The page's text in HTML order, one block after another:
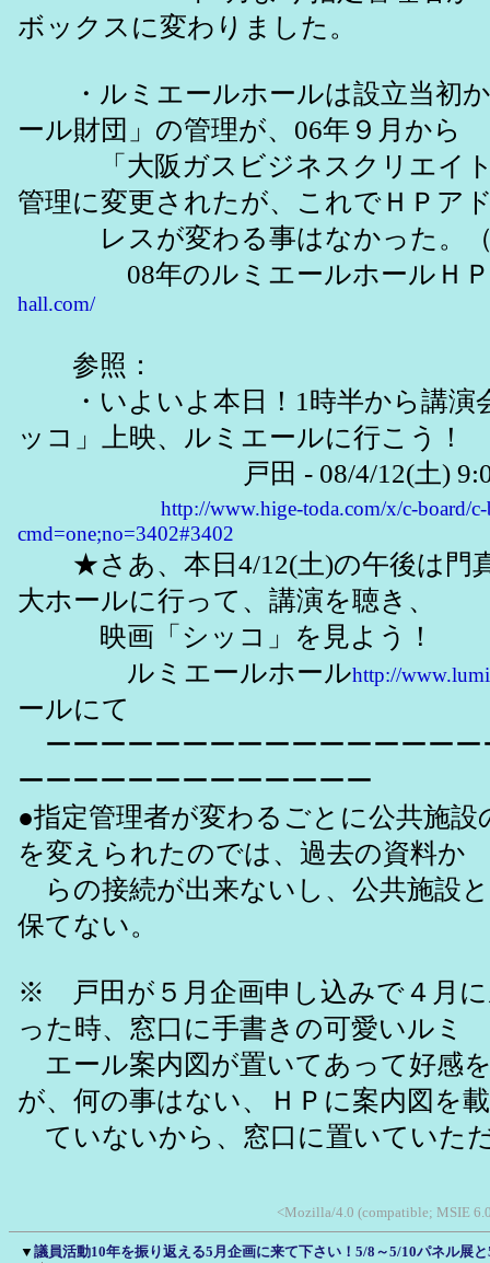
ボックスに変わりました。
・ルミエールホールは設立当初
ール財団」の管理が、06年９月から
「大阪ガスビジネスクリエイト
管理に変更されたが、これでＨＰア
レスが変わる事はなかった。（
08年のルミエールホールＨ
hall.com/
参照：
・いよいよ本日！1時半から講演
ッコ」上映、ルミエールに行こう！
戸田 - 08/4/12(土)
http://www.hige-toda.com/x/c-board/
cmd=one;no=3402#3402
★さあ、本日4/12(土)の午後は門
大ホールに行って、講演を聴き、
映画「シッコ」を見よう！
ルミエールホールhttp://
ールにて
ーーーーーーーーーーーーーーーー
ーーーーーーーーーーーーー
●指定管理者が変わるごとに公共施設
を変えられたのでは、過去の資料か
らの接続が出来ないし、公共施設
保てない。
※ 戸田が５月企画申し込みで４月
った時、窓口に手書きの可愛いルミ
エール案内図が置いてあって好感
が、何の事はない、ＨＰに案内図を
ていないから、窓口に置いていた
<Mozilla/4.0 (compatible; MSIE
▼ 議員活動10年を振り返える5月企画に来て下さい！5/8～5/10パネル展